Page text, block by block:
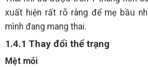
xuất hiện rất rõ ràng để mẹ bầu
mình đang mang thai.
1.4.1 Thay đổi thể trạng
Mệt mỏi